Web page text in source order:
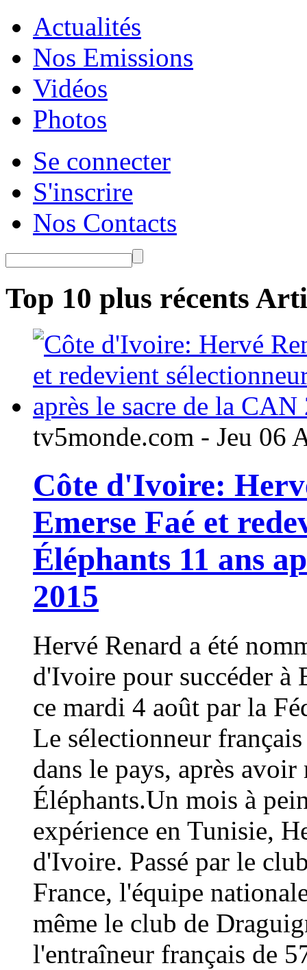
Actualités
Nos Emissions
Vidéos
Photos
Se connecter
S'inscrire
Nos Contacts
Top 10 plus récents
tv5monde.com - Jeu 06
Côte d'Ivoire:
Emerse Faé et
Éléphants 11 ans
2015
Hervé Renard a été
d'Ivoire pour succéder à
ce mardi 4 août par la
Le sélectionneur
dans le pays, après
Éléphants.Un mois à
expérience en Tunisie,
d'Ivoire. Passé par le
France, l'équipe
même le club de
l'entraîneur français de